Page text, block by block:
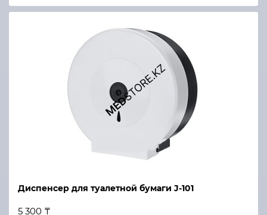
Диспенсер для туалетной бумаги J-101
5 300 ₸